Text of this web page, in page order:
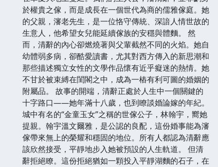
於權貴之傢，而是成長在一個世代為商的儒雅傢庭。她
的父親，瀋老先生，是一位恪守傳統、深諳人情世故的
生意人，他希望女兒能延續傢族的安穩與體麵。 然
而，清辭的內心卻燃燒著與父輩截然不同的火焰。她自
幼體弱多病，卻酷愛讀書，尤其對西方傳入的新思潮和
那些描述獨立女性的文學作品懷有近乎癡迷的熱情。她
不甘於被束縛在閨閣之中，成為一樁有利可圖的婚姻的
附屬品。 故事的開端，清辭正處於人生中一個關鍵的
十字路口——她年滿十八歲，也到瞭談婚論嫁的年紀。
城中有名的“金童玉女”之稱的世傢公子，林翰宇，嚮她
提親。翰宇溫文爾雅，是公認的良配，這份婚事能為瀋
傢帶來無上的榮耀和穩固的地位。所有人都認為清辭應
該欣然接受，平靜地步入她被預設的人生軌道。 但清
辭拒絕瞭。這份拒絕猶如一顆投入平靜湖麵的石子，在